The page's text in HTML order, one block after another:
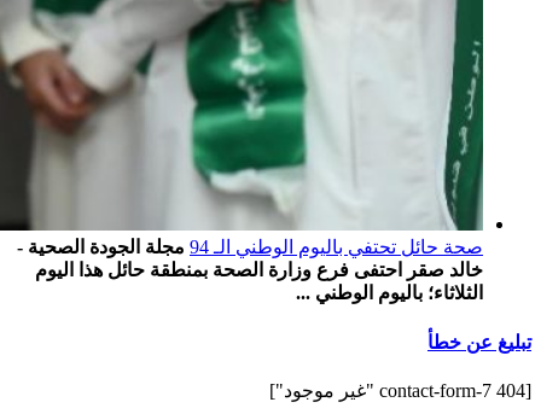
صحة حائل تحتفي باليوم الوطني الـ 94
مجلة الجودة الصحية -
خالد صقر احتفى فرع وزارة الصحة بمنطقة حائل هذا اليوم
الثلاثاء؛ باليوم الوطني ...
تبليغ عن خطأ
[contact-form-7 404 "غير موجود"]